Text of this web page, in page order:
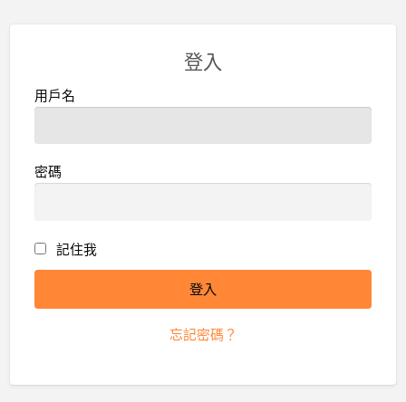
登入
用戶名
密碼
記住我
忘記密碼？